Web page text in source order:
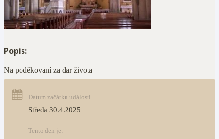
Popis:
Na poděkování za dar života
Datum začátku události
Středa 30.4.2025
Tento den je: